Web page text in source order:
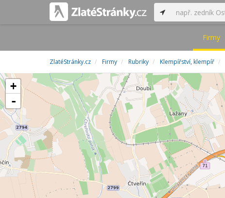
Firmy
ZlatéStránky.cz Firmy Rubriky Klempířství, klempíř
+
-